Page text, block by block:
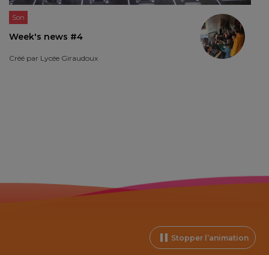
Son
Week's news #4
Créé par Lycée Giraudoux
Stopper l’animation